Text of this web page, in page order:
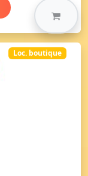
Loc. boutique